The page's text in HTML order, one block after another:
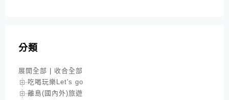
分類
展開全部
收合全部
吃喝玩樂Let's go
離島(國內外)旅遊